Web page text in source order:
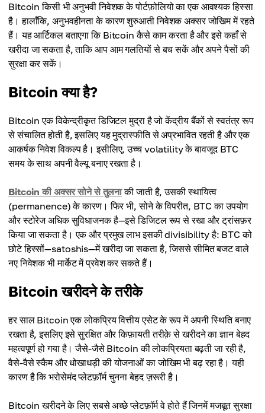
Bitcoin किसी भी अनुभवी निवेशक के पोर्टफ़ोलियो का एक आवश्यक हिस्सा
है। हालाँकि, अनुभवहीनता के कारण शुरुआती निवेशक अक्सर जोखिम में रहते
हैं। यह आर्टिकल बताएगा कि Bitcoin कैसे काम करता है और इसे कहाँ से
खरीदा जा सकता है, ताकि आप आम गलतियों से बच सकें और अपने पैसों की
सुरक्षा कर सकें।
Bitcoin क्या है?
Bitcoin एक विकेन्द्रीकृत डिजिटल मुद्रा है जो केंद्रीय बैंकों से स्वतंत्र रूप
से संचालित होती है, इसलिए यह मुद्रास्फीति से अप्रभावित रहती है और एक
आकर्षक निवेश विकल्प है। इसीलिए, उच्च volatility के बावजूद BTC
समय के साथ अपनी वैल्यू बनाए रखता है।
Bitcoin की अक्सर सोने से तुलनाकी जाती है, उसकी स्थायित्व
(permanence) के कारण। फिर भी, सोने के विपरीत, BTC का उपयोग
और स्टोरेज अधिक सुविधाजनक है—इसे डिजिटल रूप से रखा और ट्रांसफ़र
किया जा सकता है। एक और प्रमुख लाभ इसकी divisibility है: BTC को
छोटे हिस्सों—satoshis—में खरीदा जा सकता है, जिससे सीमित बजट वाले
नए निवेशक भी मार्केट में प्रवेश कर सकते हैं।
Bitcoin खरीदने के तरीके
हर साल Bitcoin एक लोकप्रिय वित्तीय एसेट के रूप में अपनी स्थिति बनाए
रखता है, इसलिए इसे सुरक्षित और किफ़ायती तरीक़े से खरीदने का ज्ञान बेहद
महत्वपूर्ण हो गया है। जैसे-जैसे Bitcoin की लोकप्रियता बढ़ती जा रही है,
वैसे-वैसे स्कैम और धोखाधड़ी की योजनाओं का जोखिम भी बढ़ रहा है। यही
कारण है कि भरोसेमंद प्लेटफ़ॉर्म चुनना बेहद ज़रूरी है।
Bitcoin खरीदने के लिए सबसे अच्छे प्लेटफ़ॉर्म वे होते हैं जिनमें मजबूत सुरक्षा